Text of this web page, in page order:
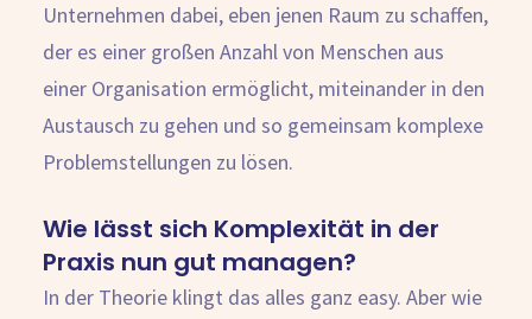
Unternehmen dabei, eben jenen Raum zu schaffen,
der es einer großen Anzahl von Menschen aus
einer Organisation ermöglicht, miteinander in den
Austausch zu gehen und so gemeinsam komplexe
Problemstellungen zu lösen.
Wie lässt sich Komplexität in der
Praxis nun gut managen?
In der Theorie klingt das alles ganz easy. Aber wie